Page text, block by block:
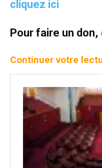
cliquez ici
Pour faire un don,
Continuer votre